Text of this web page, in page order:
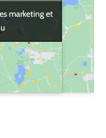
marketing et
marketing et